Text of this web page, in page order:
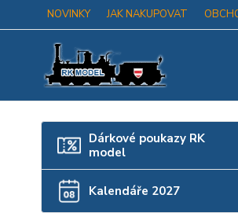
NOVINKY JAK NAKUPOVAT
Dárkové poukazy RK
model
Kalendáře 2027